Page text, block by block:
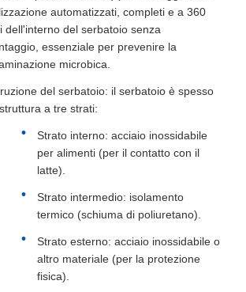
automatizzati, completi e a 360
dell'interno del serbatoio senza
essenziale per prevenire la
microbica.
del serbatoio: il serbatoio è spesso
a tre strati:
Strato interno: acciaio inossidabile
per alimenti (per il contatto con il
latte).
Strato intermedio: isolamento
termico (schiuma di poliuretano).
Strato esterno: acciaio inossidabile o
altro materiale (per la protezione
fisica).